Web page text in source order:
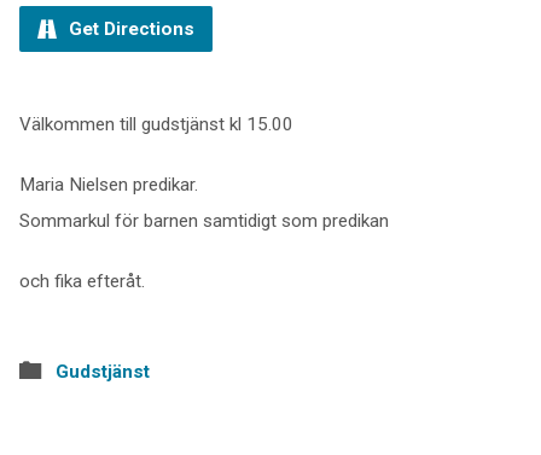
Get Directions
Välkommen till gudstjänst kl 15.00
Maria Nielsen predikar.
Sommarkul för barnen samtidigt som predikan
och fika efteråt.
Gudstjänst